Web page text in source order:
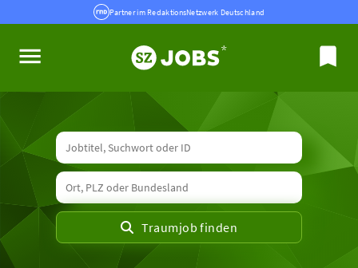
Partner im RedaktionsNetzwerk Deutschland